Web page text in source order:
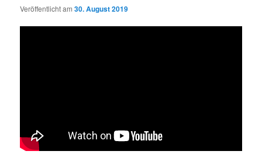
Veröffentlicht am30. August 2019